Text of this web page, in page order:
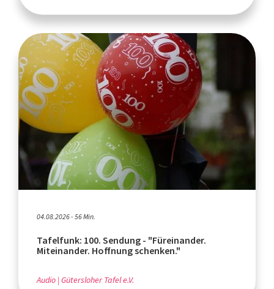
04.08.2026 - 56 Min.
Tafelfunk: 100. Sendung - "Füreinander.
Miteinander. Hoffnung schenken."
Audio Gütersloher Tafel e.V.